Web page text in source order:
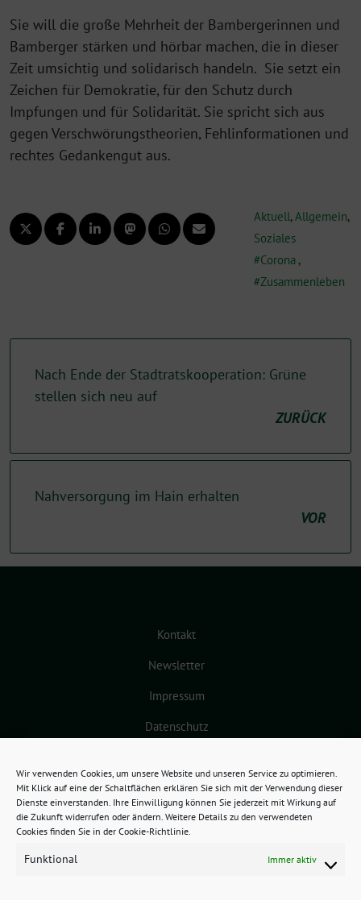
Wir verwenden Cookies, um unsere Website und unseren Service zu optimieren.
Mit Klick auf eine der Schaltflächen erklären Sie sich mit der Verwendung dieser
Dienste einverstanden. Ihre Einwilligung können Sie jederzeit mit Wirkung auf
die Zukunft widerrufen oder ändern. Weitere Details zu den verwendeten
Cookies finden Sie in der Cookie-Richtlinie.
Funktional Immer aktiv
Sie will die große Mehrheit der Bambergerinnen und
Bamberger stärken und hörbar machen, die in dieser
Zeit umsichtig und solidarisch handeln. Sie setzt ein
Zeichen für Demokratie, für den Schutz durch
Impfungen und für Solidarität. Sie spricht sich aus
gegen Verschwörungstheorien, Fehlinformationen und
rechtes Gedankengut aus.
Aktuell,Allgemein,
Soziales
Corona ,
Zusammenleben
Nach Ende der Stadtratskooperation: Grüne
stellen sich neu auf
ZURÜCK
Nahversorgung im Hain erhalten
VOR
Kontakt
Newsletter
Impressum
Datenschutz